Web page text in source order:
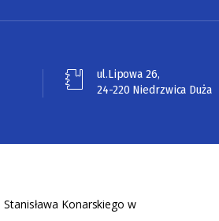
ul.Lipowa 26,
24-220 Niedrzwica Duża
Konarskiego w